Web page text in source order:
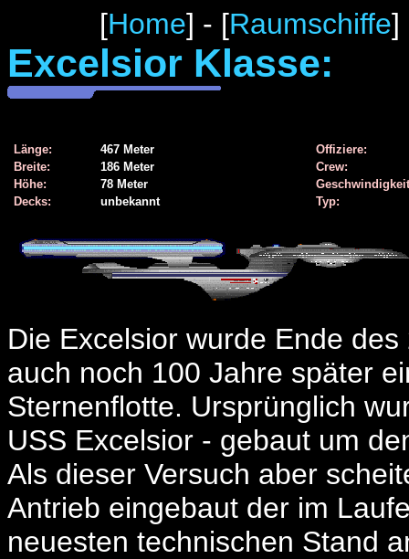
[Home] - [Raumschiffe]
Excelsior Klasse:
Länge: 467 Meter
Offiziere:
Breite:
186 Meter
Crew:
Höhe:
78 Meter
Decks:
unbekannt Typ:
Die Excelsior wurde Ende
auch noch 100 Jahre später
Sternenflotte. Ursprünglich
USS Excelsior - gebaut um
Als dieser Versuch aber
Antrieb eingebaut der im
neuesten technischen Stand